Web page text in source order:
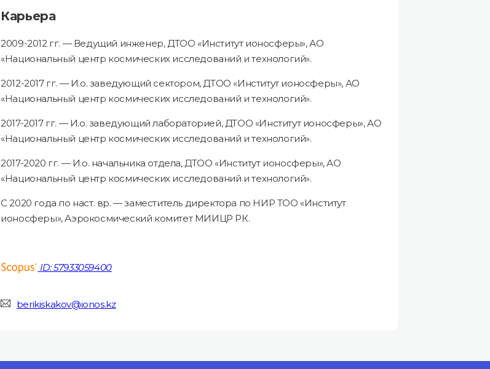
Карьера
2009-2012 гг. — Ведущий инженер, ДТОО «Институт ионосферы», АО
«Национальный центр космических исследований и технологий».
2012-2017 гг. — И.о. заведующий сектором, ДТОО «Институт ионосферы», АО
«Национальный центр космических исследований и технологий».
2017-2017 гг. — И.о. заведующий лабораторией, ДТОО «Институт ионосферы», АО
«Национальный центр космических исследований и технологий».
2017-2020 гг. — И.о. начальника отдела, ДТОО «Институт ионосферы», АО
«Национальный центр космических исследований и технологий».
С 2020 года по наст. вр. — заместитель директора по НИР ТОО «Институт
ионосферы», Аэрокосмический комитет МИИЦР РК.
ID: 57933059400
berikiskakov@ionos.kz